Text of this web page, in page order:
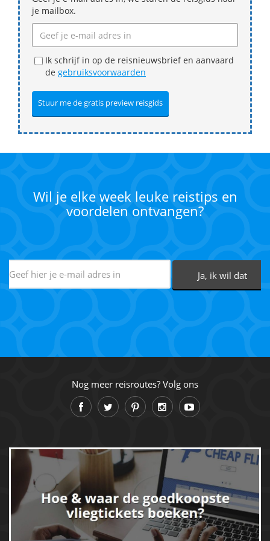
je mailbox.
Ik schrijf in op de reisnieuwsbrief en aanvaard
de gebruiksvoorwaarden
Wil je elke week leuke reistips en
voordelen ontvangen?
Nog meer reisroutes? Volg ons